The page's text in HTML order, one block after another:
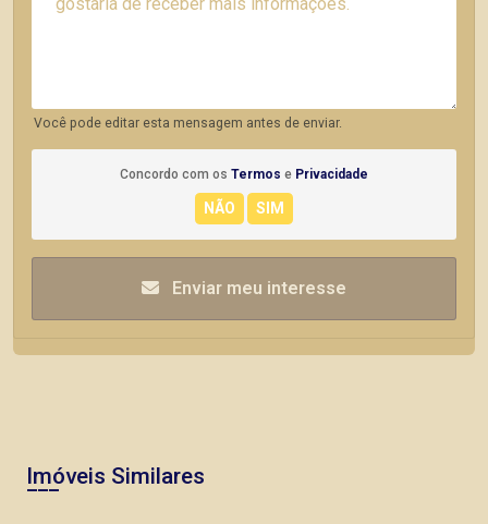
Você pode editar esta mensagem antes de enviar.
Concordo com os Termos e Privacidade
Enviar meu interesse
Imóveis Similares